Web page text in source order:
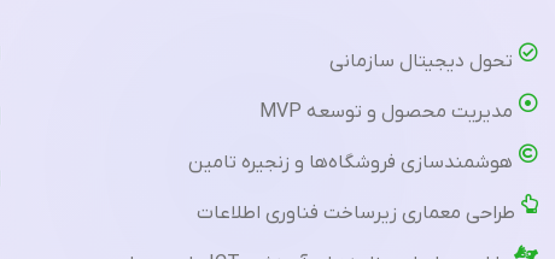
تحول دیجیتال سازمانی
مدیریت محصول و توسعه MVP
هوشمندسازی فروشگاه‌ها و زنجیره تامین
طراحی معماری زیرساخت فناوری اطلاعات